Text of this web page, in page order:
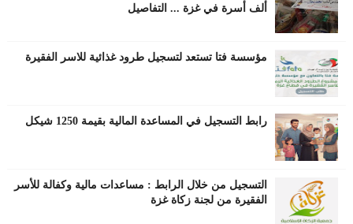
ألف أسرة في غزة ... التفاصيل
مؤسسة فتا تستعد لتسجيل طرود غذائية للاسر الفقيرة
رابط التسجيل في المساعدة المالية بقيمة 1250 شيكل
التسجيل من خلال الرابط : مساعدات مالية وكفالة للأسر
الفقيرة من لجنة زكاة غزة